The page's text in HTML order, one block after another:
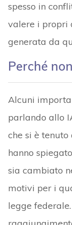
spesso in
valere i propri
generata da
Perché
Alcuni
parlando allo
che si è
hanno
sia cambiato
motivi per i
legge